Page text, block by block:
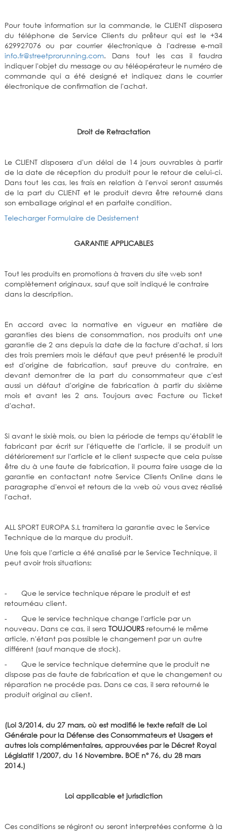
Pour toute information sur la commande, le CLIENT disposera
du téléphone de Service Clients du prêteur qui est le +34
629927076 ou par courrier électronique à l'adresse e-mail
info.fr@streetprorunning.com. Dans tout les cas il faudra
indiquer l'objet du message ou au téléopérateur le numéro de
commande qui a été designé et indiquez dans le courrier
électronique de confirmation de l'achat.
Droit de Retractation
Le CLIENT disposera d'un délai de 14 jours ouvrables à partir
de la date de réception du produit pour le retour de celui-ci.
Dans tout les cas, les frais en relation à l'envoi seront assumés
de la part du CLIENT et le produit devra être retourné dans
son emballage original et en parfaite condition.
Telecharger Formulaire de Desistement
GARANTIE APPLICABLES
Tout les produits en promotions à travers du site web sont
complètement originaux, sauf que soit indiqué le contraire
dans la description.
En accord avec la normative en vigueur en matière de
garanties des biens de consommation, nos produits ont une
garantie de 2 ans depuis la date de la facture d'achat, si lors
des trois premiers mois le défaut que peut présenté le produit
est d'origine de fabrication, sauf preuve du contraire, en
devant demontrer de la part du consommateur que c'est
aussi un défaut d'origine de fabrication à partir du sixième
mois et avant les 2 ans. Toujours avec Facture ou Ticket
d'achat.
Si avant le sixiè mois, ou bien la période de temps qu'établit le
fabricant par écrit sur l'étiquette de l'article, il se produit un
détériorement sur l'article et le client suspecte que cela puisse
être du à une faute de fabrication, il pourra faire usage de la
garantie en contactant notre Service Clients Online dans le
paragraphe d'envoi et retours de la web où vous avez réalisé
l'achat.
ALL SPORT EUROPA S.L tramitera la garantie avec le Service
Technique de la marque du produit.
Une fois que l'article a été analisé par le Service Technique, il
peut avoir trois situations:
- Que le service technique répare le produit et est
retournéau client.
- Que le service technique change l'article par un
nouveau. Dans ce cas, il sera TOUJOURS retourné le même
article, n'étant pas possible le changement par un autre
différent (sauf manque de stock).
- Que le service technique determine que le produit ne
dispose pas de faute de fabrication et que le changement ou
réparation ne procéde pas. Dans ce cas, il sera retourné le
produit original au client.
(Loi 3/2014, du 27 mars, où est modifié le texte refait de Loi
Générale pour la Défense des Consommateurs et Usagers et
autres lois complémentaires, approuvées par le Décret Royal
Législatif 1/2007, du 16 Novembre. BOE nº 76, du 28 mars
2014.)
Loi applicable et jurisdiction
Ces conditions se régiront ou seront interpretées conforme à la